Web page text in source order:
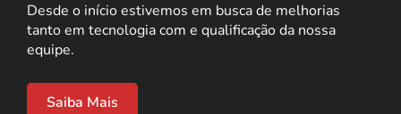
Desde o início estivemos em busca de melhorias
tanto em tecnologia com e qualificação da nossa
equipe.
Saiba Mais